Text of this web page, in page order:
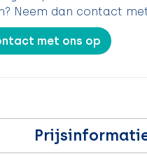
Neem dan contact
met ons op